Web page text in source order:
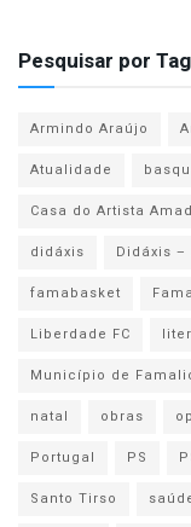
Pesquisar por
Armindo Araújo
Atualidade
Casa do Artista
didáxis
Didáxis –
famabasket
Liberdade FC
Município de
natal
obras
Portugal
PS
Santo Tirso